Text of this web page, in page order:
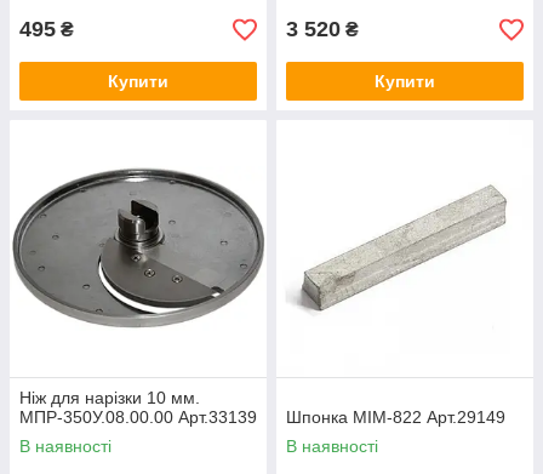
495 ₴
Купити
3 520 ₴
Купити
Ніж для нарізки 10 мм.
МПР-350У.08.00.00 Арт.33139
В наявності
Шпонка МІМ-822 Арт.29149
В наявності